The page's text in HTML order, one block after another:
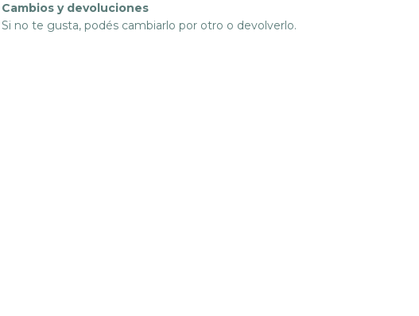
Cambios y devoluciones
Si no te gusta, podés cambiarlo por otro o devolverlo.